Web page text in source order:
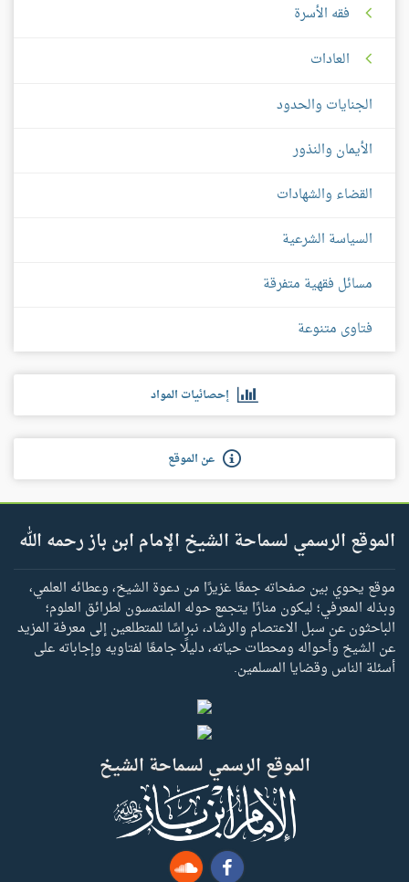
فقه الأسرة
العادات
الجنايات والحدود
الأيمان والنذور
القضاء والشهادات
السياسة الشرعية
مسائل فقهية متفرقة
فتاوى متنوعة
إحصائيات المواد
عن الموقع
الموقع الرسمي لسماحة الشيخ الإمام ابن باز رحمه الله
موقع يحوي بين صفحاته جمعًا غزيرًا من دعوة الشيخ، وعطائه العلمي،
وبذله المعرفي؛ ليكون منارًا يتجمع حوله الملتمسون لطرائق العلوم؛
الباحثون عن سبل الاعتصام والرشاد، نبراسًا للمتطلعين إلى معرفة المزيد
عن الشيخ وأحواله ومحطات حياته، دليلًا جامعًا لفتاويه وإجاباته على
أسئلة الناس وقضايا المسلمين.
الموقع الرسمي لسماحة الشيخ